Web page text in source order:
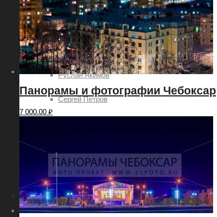
Евгений Шаров
Наталия Овсянникова
Роман Петров
Руслан Акимов
Сергей Петров
Дмитрий Леонтьев
Услуги
Панорамы и фотографии Чебоксар
7 000.00 ₽